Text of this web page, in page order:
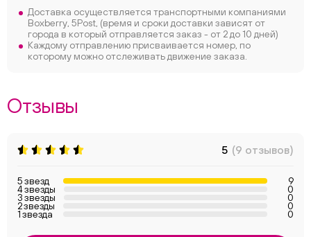
Доставка осуществляется транспортными компаниями
Boxberry, 5Post, (время и сроки доставки зависят от
города в который отправляется заказ - от 2 до 10 дней)
Каждому отправлению присваивается номер, по
которому можно отслеживать движение заказа.
Отзывы
5 (9 отзывов)
5 звезд 9
4 звезды 0
3 звезды 0
2 звезды 0
1 звезда 0